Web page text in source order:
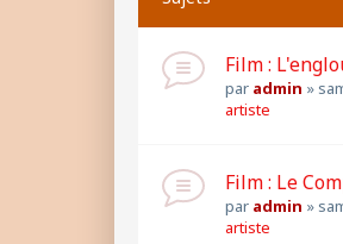
Film :
par admin »
artiste
Film : Le
par admin »
artiste